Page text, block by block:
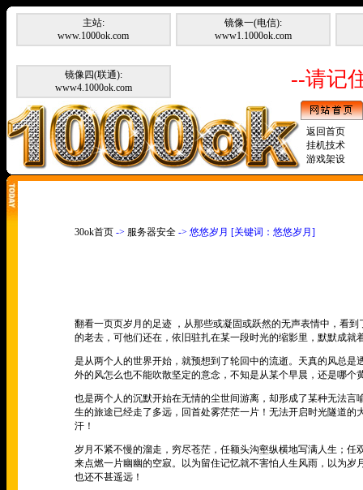
主站:
www.1000ok.com
镜像一(电信):
www1.1000ok.com
镜像四(联通):
www4.1000ok.com
--请记
返回首页
挂机技术
游戏架设
30ok首页 -> 服务器安全 -> 悠悠岁月 [关键词：悠悠岁月]
翻看一页页岁月的足迹 ，从那些或凝固或跃然的无声表情中，看
的老去，可他们还在，依旧驻扎在某一段时光的缩影里，默默成就
是从两个人的世界开始，就预想到了轮回中的流逝。天真的风总
外的风怎么也不能吹散坚定的意念，不知是从某个早晨，还是哪个
也是两个人的沉默开始在无情的尘世间游离，却形成了某种无法
生的旅途已经走了多远，回首处雾茫茫一片！无法开启时光隧道
汗！
岁月不紧不慢的溜走，穷尽苍茫，任额头沟壑纵横地写满人生；任
来点燃一片幽幽的空寂。以为留住记忆就不害怕人生风雨，以为
也还不甚遥远！